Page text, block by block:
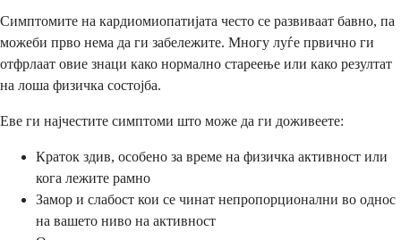
Симптомите на кардиомиопатијата често се развиваат бавно, па
можеби прво нема да ги забележите. Многу луѓе првично ги
отфрлаат овие знаци како нормално стареење или како резултат
на лоша физичка состојба.
Еве ги најчестите симптоми што може да ги доживеете:
Краток здив, особено за време на физичка активност или
кога лежите рамно
Замор и слабост кои се чинат непропорционални во однос
на вашето ниво на активност